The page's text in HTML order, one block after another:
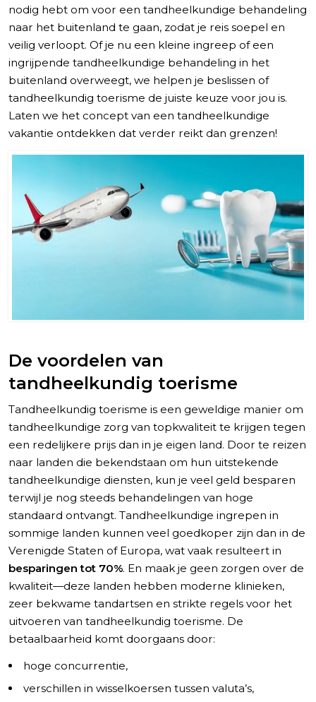
nodig hebt om voor een tandheelkundige behandeling
naar het buitenland te gaan, zodat je reis soepel en
veilig verloopt. Of je nu een kleine ingreep of een
ingrijpende tandheelkundige behandeling in het
buitenland overweegt, we helpen je beslissen of
tandheelkundig toerisme de juiste keuze voor jou is.
Laten we het concept van een tandheelkundige
vakantie ontdekken dat verder reikt dan grenzen!
De voordelen van
tandheelkundig toerisme
Tandheelkundig toerisme is een geweldige manier om
tandheelkundige zorg van topkwaliteit te krijgen tegen
een redelijkere prijs dan in je eigen land. Door te reizen
naar landen die bekendstaan om hun uitstekende
tandheelkundige diensten, kun je veel geld besparen
terwijl je nog steeds behandelingen van hoge
standaard ontvangt. Tandheelkundige ingrepen in
sommige landen kunnen veel goedkoper zijn dan in de
Verenigde Staten of Europa, wat vaak resulteert in
besparingen tot 70%. En maak je geen zorgen over de
kwaliteit—deze landen hebben moderne klinieken,
zeer bekwame tandartsen en strikte regels voor het
uitvoeren van tandheelkundig toerisme. De
betaalbaarheid komt doorgaans door:
hoge concurrentie,
verschillen in wisselkoersen tussen valuta’s,